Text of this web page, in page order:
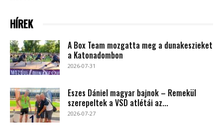
HÍREK
A Box Team mozgatta meg a dunakeszieket
a Katonadombon
2026-07-31
Eszes Dániel magyar bajnok – Remekül
szerepeltek a VSD atlétái az...
2026-07-27